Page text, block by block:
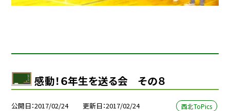
感動！６年生を送る会 その８
公開日 2017/02/24 更新日 2017/02/24 西北ToPics